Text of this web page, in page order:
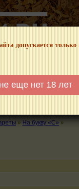
допускается
еще нет 18 лет
И РЕКЛАМОЙ
КУРЕНИЕ И
» На букву «C» »